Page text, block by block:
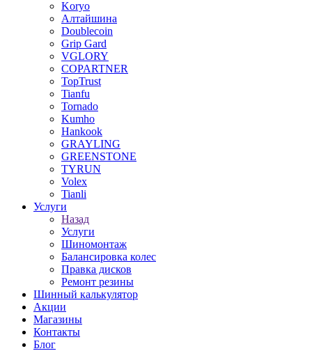
Koryo
Алтайшина
Doublecoin
Grip Gard
VGLORY
COPARTNER
TopTrust
Tianfu
Tornado
Kumho
Hankook
GRAYLING
GREENSTONE
TYRUN
Volex
Tianli
Услуги
Назад
Услуги
Шиномонтаж
Балансировка колес
Правка дисков
Ремонт резины
Шинный калькулятор
Акции
Магазины
Контакты
Блог